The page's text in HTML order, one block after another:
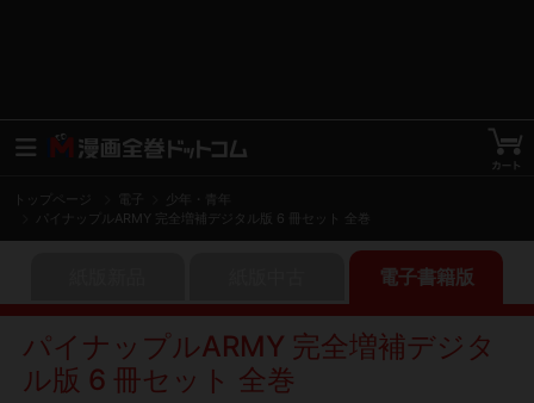
トップページ
少年・青年
パイナップルARMY 完全増補デジタル版 6 冊セット 全巻
電子書籍版
パイナップルARMY 完全増補デジタ
ル版 6 冊セット 全巻